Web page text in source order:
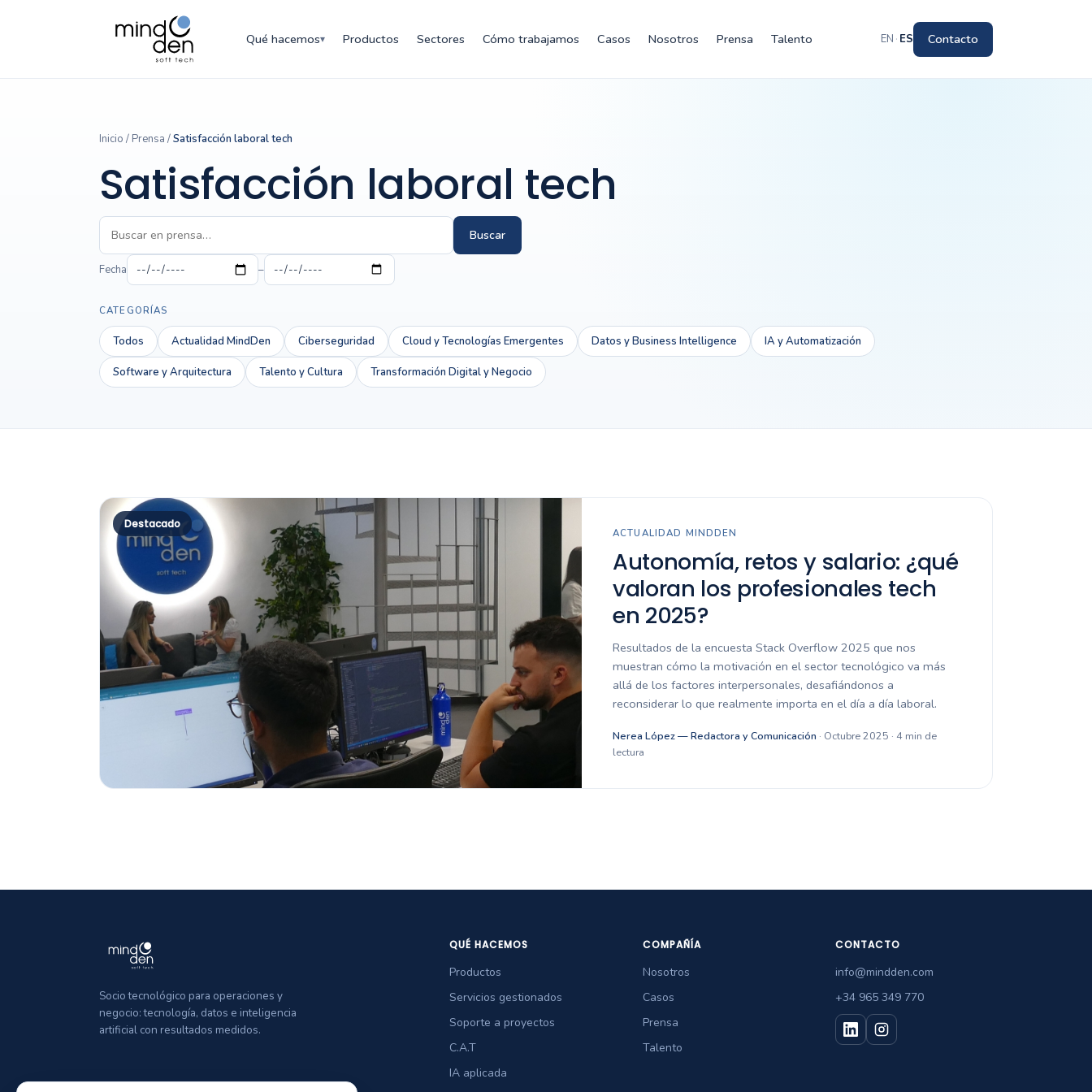
Qué hacemos▾ Productos Sectores Cómo trabajamos Casos Nosotros Prensa Talento EN · ES Contacto
Inicio / Prensa /Satisfacción laboral tech
Satisfacción laboral tech
Buscar
Fecha –
CATEGORÍAS
Todos Actualidad MindDen Ciberseguridad Cloud y Tecnologías Emergentes Datos y Business Intelligence IA y Automatización
Software y Arquitectura Talento y Cultura Transformación Digital y Negocio
Destacado
ACTUALIDAD MINDDEN
Autonomía, retos y salario: ¿qué
valoran los profesionales tech
en 2025?
Resultados de la encuesta Stack Overflow 2025 que nos
muestran cómo la motivación en el sector tecnológico va más
allá de los factores interpersonales, desafiándonos a
reconsiderar lo que realmente importa en el día a día laboral.
Nerea López — Redactora y Comunicación · Octubre 2025 · 4 min de
lectura
Socio tecnológico para operaciones y
negocio: tecnología, datos e inteligencia
artificial con resultados medidos.
QUÉ HACEMOS
Productos
Servicios gestionados
Soporte a proyectos
C.A.T
IA aplicada
COMPAÑÍA
Nosotros
Casos
Prensa
Talento
CONTACTO
info@mindden.com
+34 965 349 770